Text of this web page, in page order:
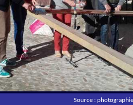
Source :